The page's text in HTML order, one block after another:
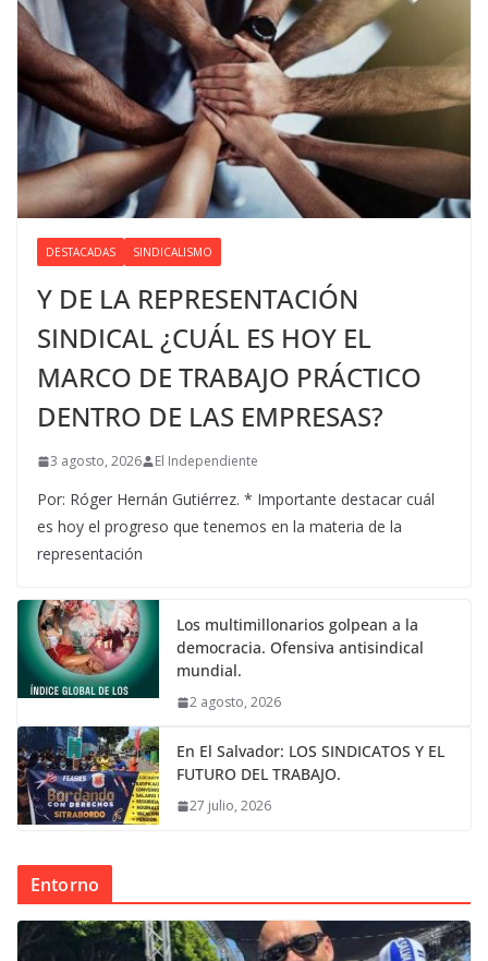
DESTACADAS SINDICALISMO
Y DE LA REPRESENTACIÓN
SINDICAL ¿CUÁL ES HOY EL
MARCO DE TRABAJO PRÁCTICO
DENTRO DE LAS EMPRESAS?
3 agosto, 2026 El Independiente
Por: Róger Hernán Gutiérrez. * Importante destacar cuál
es hoy el progreso que tenemos en la materia de la
representación
Los multimillonarios golpean a la
democracia. Ofensiva antisindical
mundial.
2 agosto, 2026
En El Salvador: LOS SINDICATOS Y EL
FUTURO DEL TRABAJO.
27 julio, 2026
Entorno